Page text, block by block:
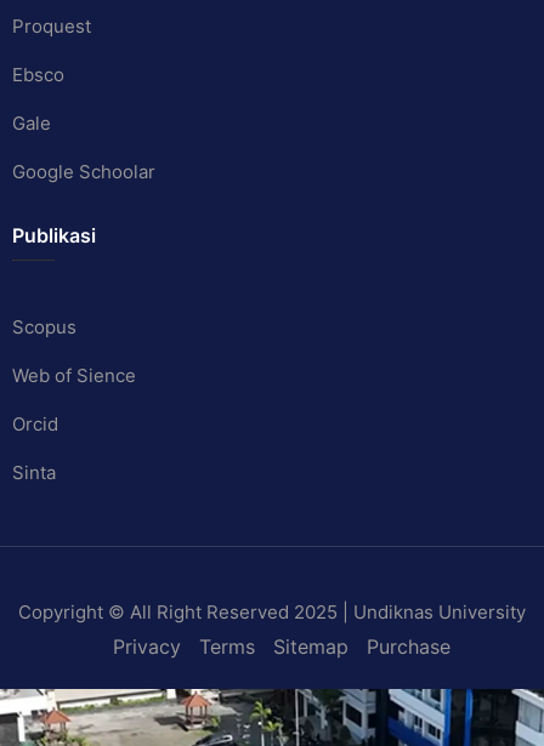
Proquest
Ebsco
Gale
Google Schoolar
Publikasi
Scopus
Web of Sience
Orcid
Sinta
Copyright © All Right Reserved 2025 | Undiknas University
Privacy Terms Sitemap Purchase